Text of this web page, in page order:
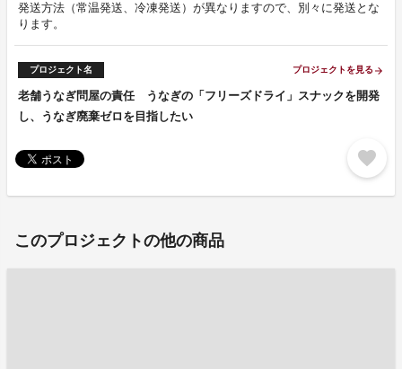
発送方法（常温発送、冷凍発送）が異なりますので、別々に発送とな
ります。
プロジェクト名 プロジェクトを見る arrow_forward
老舗うなぎ問屋の責任 うなぎの「フリーズドライ」スナックを開発
し、うなぎ廃棄ゼロを目指したい
favorite
このプロジェクトの他の商品